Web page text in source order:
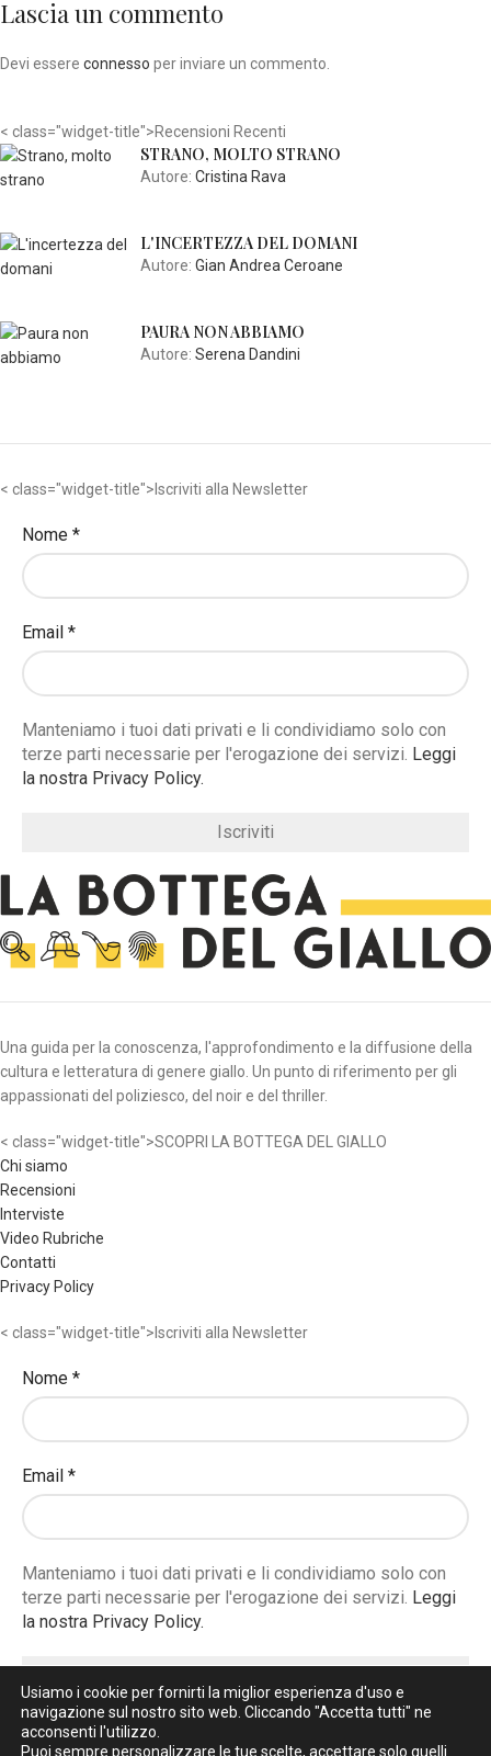
Lascia un commento
Devi essere connesso per inviare un commento.
< class="widget-title">Recensioni Recenti
STRANO, MOLTO STRANO
Autore:Cristina Rava
L'INCERTEZZA DEL DOMANI
Autore:Gian Andrea Ceroane
PAURA NON ABBIAMO
Autore:Serena Dandini
< class="widget-title">Iscriviti alla Newsletter
Nome *
Email *
Manteniamo i tuoi dati privati e li condividiamo solo con
terze parti necessarie per l'erogazione dei servizi. Leggi
la nostra Privacy Policy.
Una guida per la conoscenza, l'approfondimento e la diffusione della
cultura e letteratura di genere giallo. Un punto di riferimento per gli
appassionati del poliziesco, del noir e del thriller.
< class="widget-title">SCOPRI LA BOTTEGA DEL GIALLO
Chi siamo
Recensioni
Interviste
Video Rubriche
Contatti
Privacy Policy
< class="widget-title">Iscriviti alla Newsletter
Nome *
Email *
Manteniamo i tuoi dati privati e li condividiamo solo con
terze parti necessarie per l'erogazione dei servizi. Leggi
la nostra Privacy Policy.
La Bottega del Giallo
Usiamo i cookie per fornirti la miglior esperienza d'uso e
navigazione sul nostro sito web. Cliccando "Accetta tutti" ne
acconsenti l'utilizzo.
Puoi sempre personalizzare le tue scelte, accettare solo quelli